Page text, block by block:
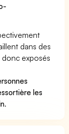
dans des
exposés
les
.